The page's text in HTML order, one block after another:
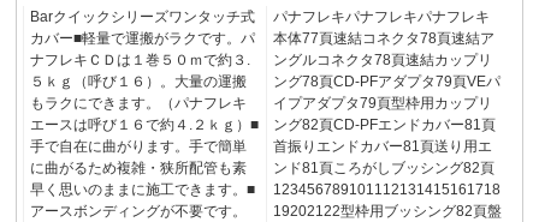
Barクイックシリーズワンタッチ式
カバー■軽量で運搬がラクです。パ
ナフレキＣＤは１巻５０ｍで約３.
５ｋｇ（呼び１６）。大量の運搬
もラクにできます。（パナフレキ
エースは呼び１６で約４.２ｋｇ）■
手で自在に曲がります。手で簡単
に曲がるため複雑・狭所配管も素
早く思いのままに施工できます。■
アースボンディングが不要です。
パナフレキパナフレキパナフレキ
本体77頁速結コネクタ78頁速結ア
ングルコネクタ78頁速結カップリ
ング78頁CD-PFアダプタ79頁VEパ
イプアダプタ79頁型枠用カップリ
ング82頁CD-PFエンドカバー81頁
首振りエンドカバー81頁送り用エ
ンド81頁ころがしブッシング82頁
123456789101112131415161718
19202122型枠用ブッシング82頁盤